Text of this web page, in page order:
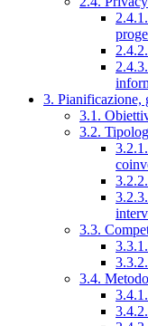
3. Pianificazione,
3.1.
3.2.
3.3.
3.4.